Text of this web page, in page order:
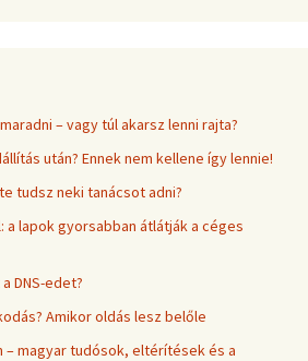
– vagy túl akarsz lenni rajta?
után? Ennek nem kellene így lennie!
tudsz neki tanácsot adni?
a lapok gyorsabban átlátják a céges
DNS-edet?
Amikor oldás lesz belőle
– magyar tudósok, eltérítések és a